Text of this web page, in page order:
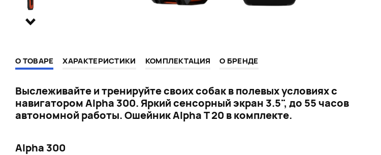
О ТОВАРЕ ХАРАКТЕРИСТИКИ КОМПЛЕКТАЦИЯ О БРЕНДЕ
Выслеживайте и тренируйте своих собак в полевых условиях с
навигатором Alpha 300. Яркий сенсорный экран 3.5", до 55 часов
автономной работы. Ошейник Alpha T 20 в комплекте.
Alpha 300